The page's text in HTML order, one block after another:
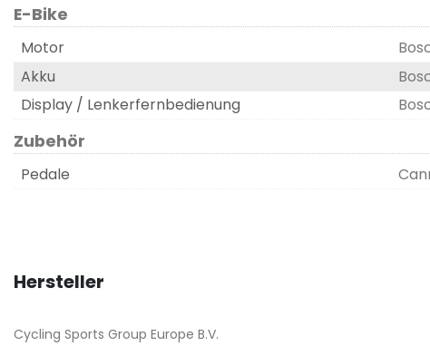
E-Bike
Motor
Akku
Display / Lenkerfernbedienung
Zubehör
Pedale
Hersteller
Cycling Sports Group Europe B.V.